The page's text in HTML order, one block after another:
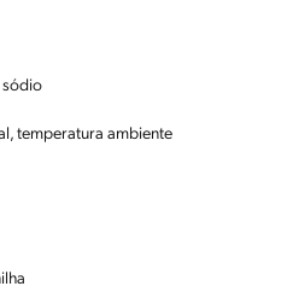
sódio
temperatura ambiente